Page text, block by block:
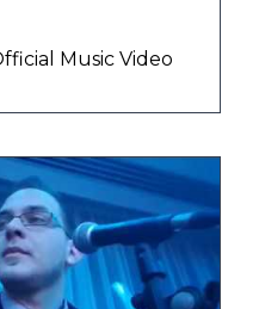
Music Video